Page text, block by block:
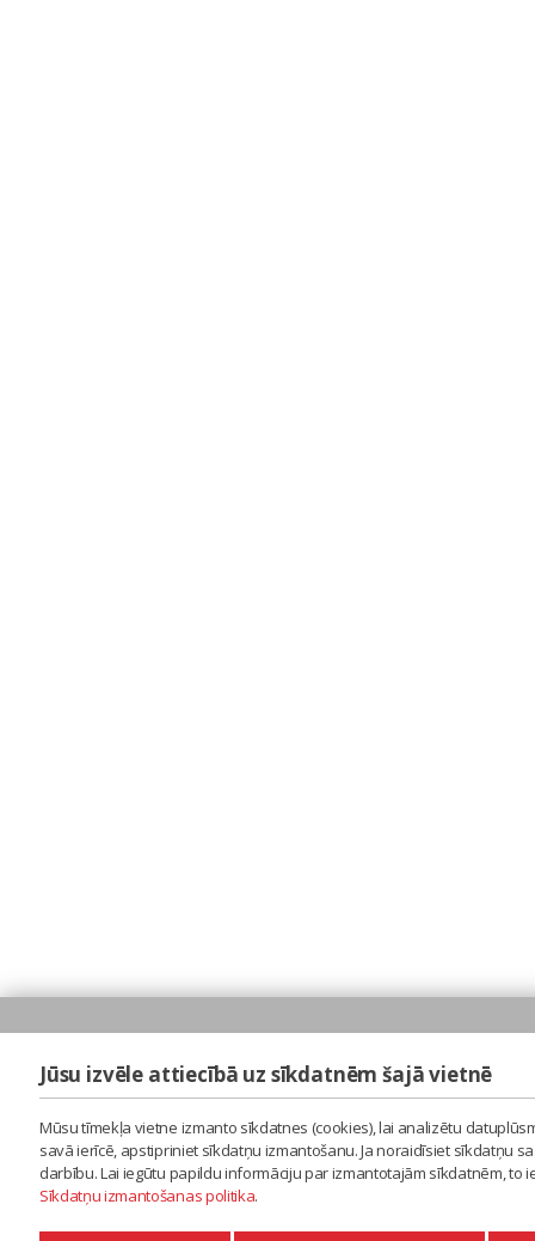
Jūsu izvēle attiecībā uz sīkdatnēm šajā vietnē
Mūsu tīmekļa vietne izmanto sīkdatnes (cookies), lai analizētu
savā ierīcē, apstipriniet sīkdatņu izmantošanu. Ja noraidīsiet sīkdatņu
darbību. Lai iegūtu papildu informāciju par izmantotajām sīkdatnēm,
Sīkdatņu izmantošanas politika.